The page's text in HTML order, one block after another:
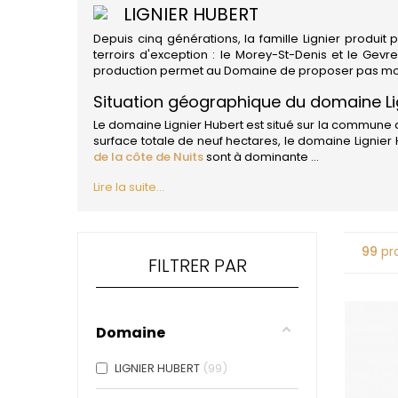
A
A & P DE
AMIOT
AMIOT
ARLAUD
ARLOT
LIGNIER HUBERT
Depuis cinq générations, la famille Lignier produit
terroirs d'exception : le Morey-St-Denis et le
production permet au Domaine de proposer pas
Situation géographique du domaine
Le domaine Lignier Hubert est situé sur la
surface totale de neuf hectares, le domaine
de la côte de Nuitssont à dominante ...
Lire la suite...
FILTRER PAR
Domaine
LIGNIER HUBERT 99
99